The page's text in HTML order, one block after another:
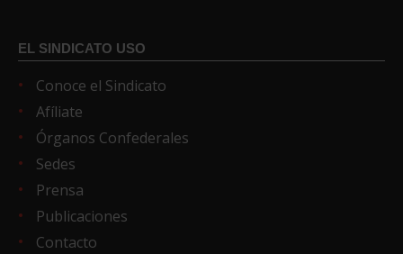
EL SINDICATO USO
Conoce el Sindicato
Afíliate
Órganos Confederales
Sedes
Prensa
Publicaciones
Contacto